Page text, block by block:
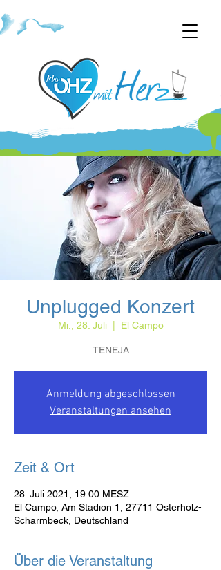
Unplugged Konzert
Mi., 28. Juli
  |
El Campo
TENEJA
Anmeldung abgeschlossen
Veranstaltungen ansehen
Zeit & Ort
28. Juli 2021, 19:00 MESZ
El Campo, Am Stadion 1, 27711 Osterholz-
Scharmbeck, Deutschland
Über die Veranstaltung